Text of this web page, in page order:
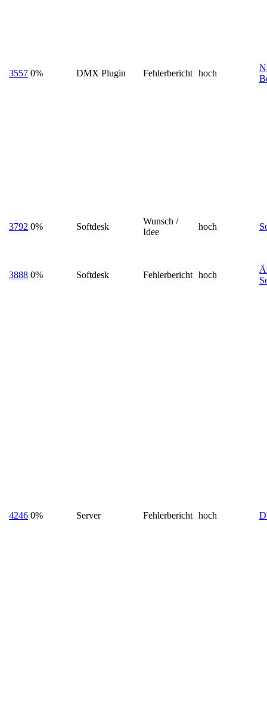
3557 0% DMX Plugin Fehlerbericht hoch
3792 0% Softdesk
Wunsch /
Idee
hoch
3888 0% Softdesk Fehlerbericht hoch
4246 0% Server Fehlerbericht hoch